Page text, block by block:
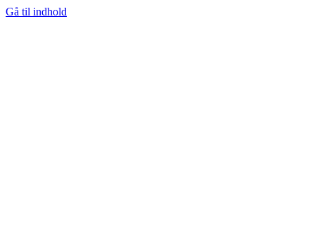
Gå til indhold